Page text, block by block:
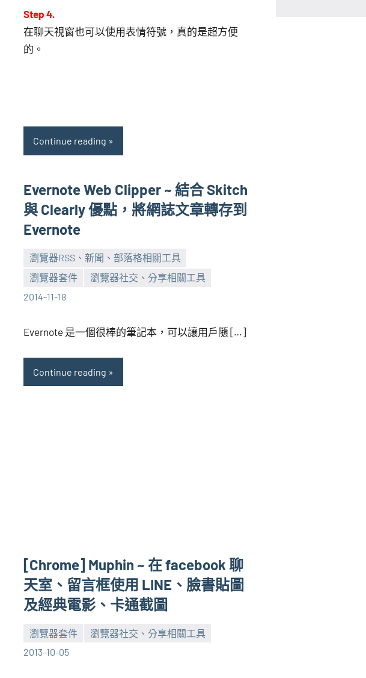
Step 4.
在聊天視窗也可以使用表情符號，真的是超方便
的。
Continue reading
Evernote Web Clipper ~ 結合 Skitch
與 Clearly 優點，將網誌文章轉存到
Evernote
瀏覽器RSS、新聞、部落格相關工具
瀏覽器套件
瀏覽器社交、分享相關工具
2014-11-18
張
海
No
comments
Evernote 是一個很棒的筆記本，可以讓用戶隨 […]
Continue reading
[Chrome] Muphin ~ 在 facebook 聊
天室、留言框使用 LINE、臉書貼圖
及經典電影、卡通截圖
瀏覽器套件
瀏覽器社交、分享相關工具
2013-10-05
張
No